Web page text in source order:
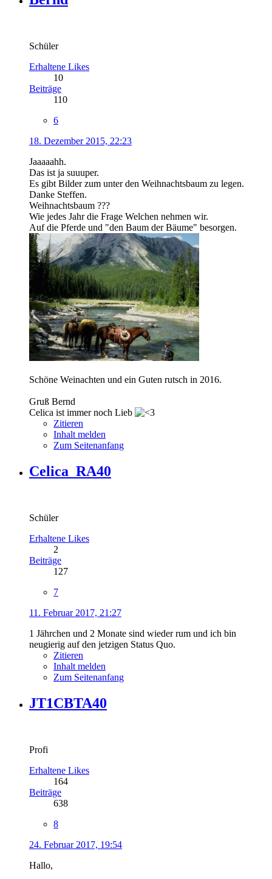
Schüler
Erhaltene Likes
10
Beiträge
110
6
18. Dezember 2015, 22:23
Jaaaaahh.
Das ist ja suuuper.
Es gibt Bilder zum unter den Weihnachtsbaum zu legen.
Danke Steffen.
Weihnachtsbaum ???
Wie jedes Jahr die Frage Welchen nehmen wir.
Auf die Pferde und "den Baum der Bäume" besorgen.
Schöne Weinachten und ein Guten rutsch in 2016.
Gruß Bernd
Celica ist immer noch Lieb
Zitieren
Inhalt melden
Zum Seitenanfang
Celica_RA40
Schüler
Erhaltene Likes
2
Beiträge
127
7
11. Februar 2017, 21:27
1 Jährchen und 2 Monate sind wieder rum und ich bin
neugierig auf den jetzigen Status Quo.
Zitieren
Inhalt melden
Zum Seitenanfang
JT1CBTA40
Profi
Erhaltene Likes
164
Beiträge
638
8
24. Februar 2017, 19:54
Hallo,